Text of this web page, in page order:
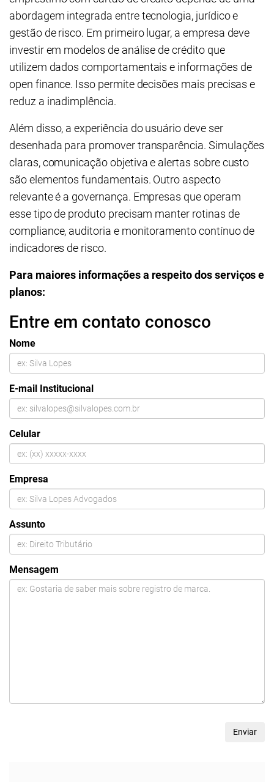
abordagem integrada entre tecnologia, jurídico e
gestão de risco. Em primeiro lugar, a empresa deve
investir em modelos de análise de crédito que
utilizem dados comportamentais e informações de
open finance. Isso permite decisões mais precisas e
reduz a inadimplência.
Além disso, a experiência do usuário deve ser
desenhada para promover transparência. Simulações
claras, comunicação objetiva e alertas sobre custo
são elementos fundamentais. Outro aspecto
relevante é a governança. Empresas que operam
esse tipo de produto precisam manter rotinas de
compliance, auditoria e monitoramento contínuo de
indicadores de risco.
Para maiores informações a respeito dos serviços e
planos:
Entre em contato conosco
Nome
E-mail Institucional
Celular
Empresa
Assunto
Mensagem